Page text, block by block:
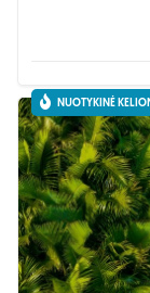
NUOTYKINĖ